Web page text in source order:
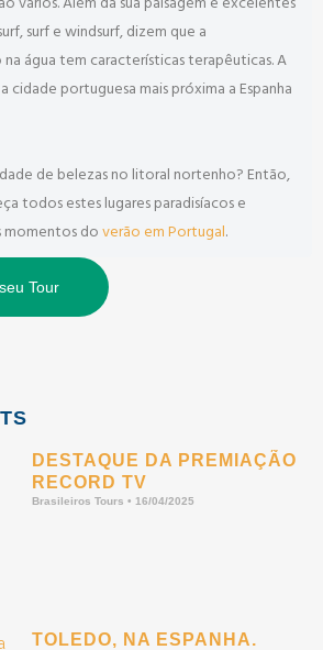
DESTAQUE DA PREMIAÇÃO
RECORD TV
Brasileiros Tours 16/04/2025
TOLEDO, NA ESPANHA.
surf e windsurf, dizem que a
água tem características terapêuticas. A
cidade portuguesa mais próxima a Espanha
de belezas no litoral nortenho? Então,
todos estes lugares paradisíacos e
momentos doverão em Portugal.
Tour